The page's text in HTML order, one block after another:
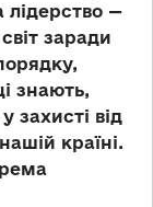
—
заради
знають,
захисті від
країні.